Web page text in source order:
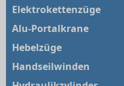
Elektrokettenzüge
Alu-Portalkrane
Hebelzüge
Handseilwinden